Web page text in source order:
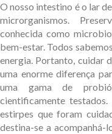
O nosso intestino é o lar
microrganismos.
conhecida como
bem-estar. Todos
energia. Portanto, cuidar
uma enorme diferença
uma gama de
cientificamente
estirpes que foram
destina-se a acompanhá-